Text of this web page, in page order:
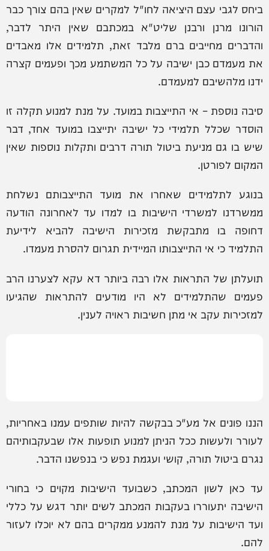
ביחס לגבי עצם היציאה לחו"ל למקרים שאין בהם צורך כבר
הורונו מרנן ורבנן שליט"א במכתבם שאין היתר לדבר,
והדברים מחייבים ברם מלבד זאת, תלמידים אלו מאבדים
את מעמדם כבן ישיבה על כל המשתמע מכך ופעמים קצרה
ידנו מלהשיבם למעמדם.
סיבה נוספת – אי התייצבות במועד. על מנת למנוע תקלה זו
הוסדר שכלל תלמידי כל ישיבה יתייצבו במועד אחד, דבר
שיש בו גם מניעת ביטול תורה דרבים ותקלות נוספות שאין
המקום לפורטן.
בנוגע לתלמידים שאחרו את מועד התייצבותם נשלחת
ממשרדנו למשרדי הישיבות בו למדו עד לאחרונה הודעה
דחופה בו מתבקשת מזכירות הישיבה להביא לידיעת
התלמיד כי אי התייצבותו המיידית תגרום להסרת מעמדו.
תועלתן של התראות אלו רבה ביותר דא עקא לצערנו הרב
פעמים שהתלמידים לא היו מודעים להתראות שהגיעו
למזכירות עקב אי מתן חשיבות ראויה לענין.
הננו פונים אל מע"כ בבקשה להיות שותפים עמנו באחריות,
לעורר ולעשות ככל הניתן למנוע תופעות אלו שבעקבותיהם
נגרם ביטול תורה, קושי ועגמת נפש כי בנפשנו הדבר.
עד כאן לשון המכתב, כשבועד הישיבות מקוים כי בחורי
הישיבה יתעוררו בעקבות המכתב לשים יותר דגש על כללי
ועד הישיבות על מנת להמנע ממקרים בהם לא יוכלו לעזור
להם.